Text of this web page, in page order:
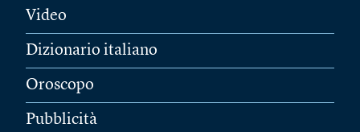
Video
Dizionario italiano
Oroscopo
Pubblicità